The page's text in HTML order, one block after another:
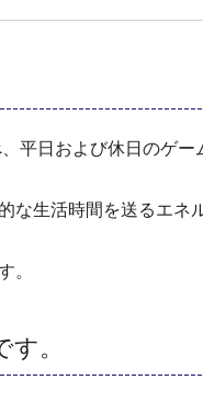
平日および休日のゲ
な生活時間を送るエネ
。
。